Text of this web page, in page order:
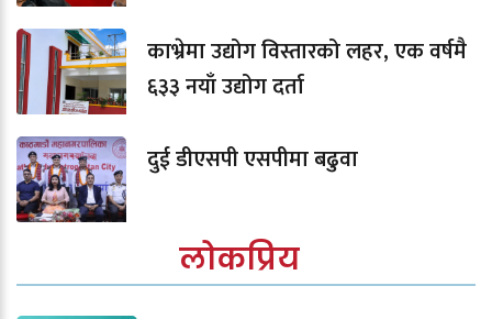
काभ्रेमा उद्योग विस्तारको लहर, एक वर्षमै
६३३ नयाँ उद्योग दर्ता
दुई डीएसपी एसपीमा बढुवा
लोकप्रिय